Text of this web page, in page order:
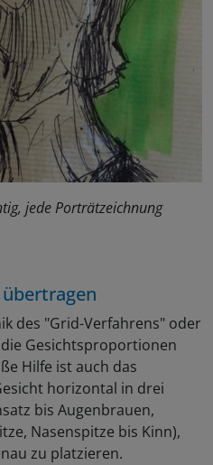
jede Porträtzeichnung
des "Grid-Verfahrens" oder
Gesichtsproportionen
Hilfe ist auch das
horizontal in drei
bis Augenbrauen,
Nasenspitze bis Kinn),
zu platzieren.